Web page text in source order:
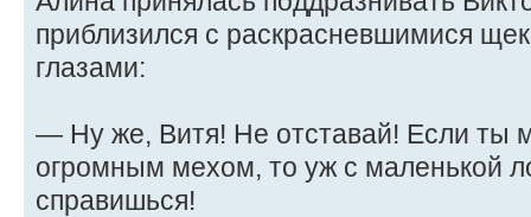
приблизился с раскрасневшимися
глазами:
— Ну же, Витя! Не отставай! Если ты
огромным мехом, то уж с маленькой
справишься!